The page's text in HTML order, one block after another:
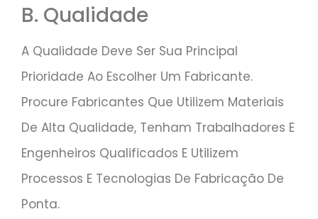
B. Qualidade
A Qualidade Deve Ser Sua Principal
Prioridade Ao Escolher Um Fabricante.
Procure Fabricantes Que Utilizem Materiais
De Alta Qualidade, Tenham Trabalhadores E
Engenheiros Qualificados E Utilizem
Processos E Tecnologias De Fabricação De
Ponta.